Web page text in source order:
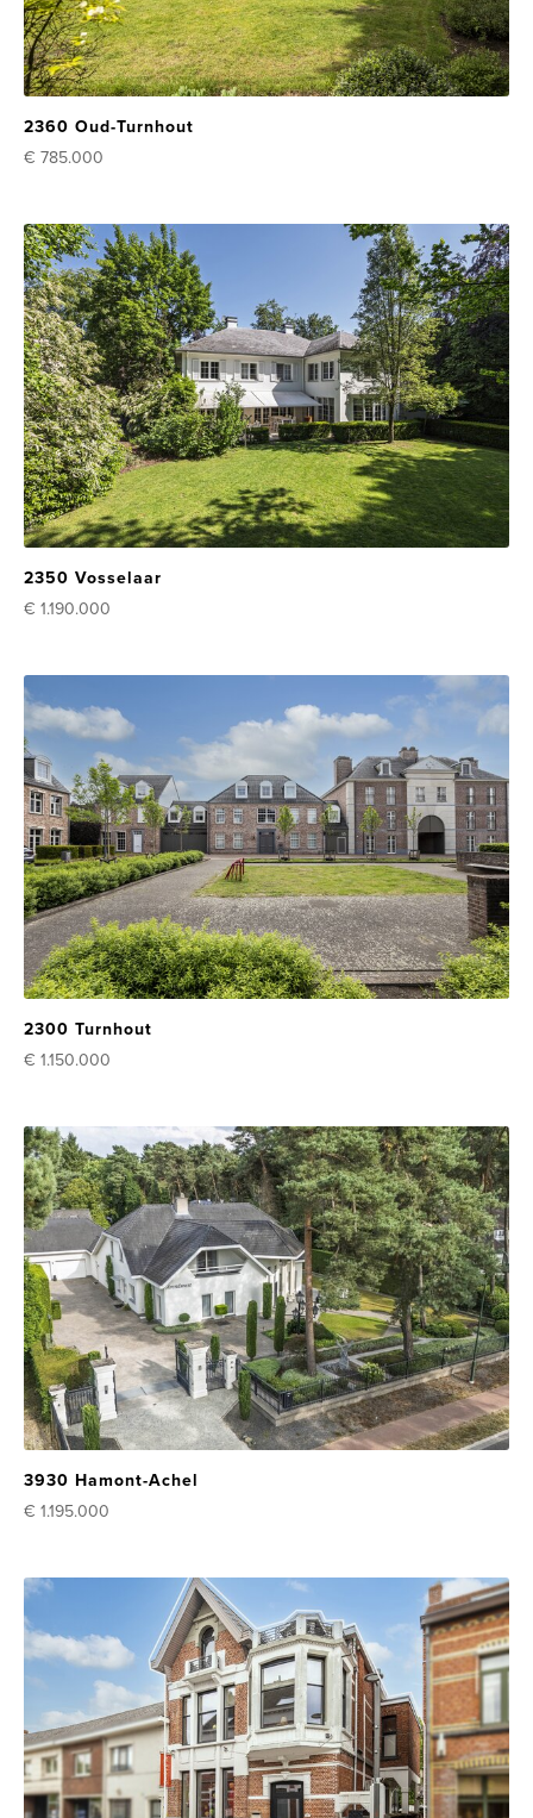
2360 Oud-Turnhout
€ 785.000
2350 Vosselaar
€ 1.190.000
2300 Turnhout
€ 1.150.000
3930 Hamont-Achel
€ 1.195.000